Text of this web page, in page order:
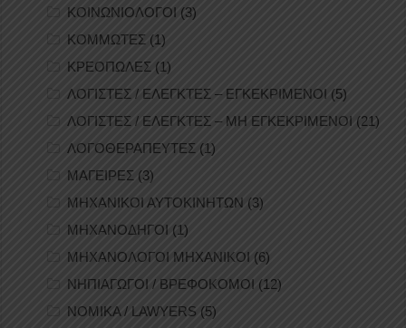
ΚΟΙΝΩΝΙΟΛΟΓΟΙ (3)
ΚΟΜΜΩΤΕΣ (1)
ΚΡΕΟΠΩΛΕΣ (1)
ΛΟΓΙΣΤΕΣ / ΕΛΕΓΚΤΕΣ – ΕΓΚΕΚΡΙΜΕΝΟΙ (5)
ΛΟΓΙΣΤΕΣ / ΕΛΕΓΚΤΕΣ – ΜΗ ΕΓΚΕΚΡΙΜΕΝΟΙ (21)
ΛΟΓΟΘΕΡΑΠΕΥΤΕΣ (1)
ΜΑΓΕΙΡΕΣ (3)
ΜΗΧΑΝΙΚΟΙ ΑΥΤΟΚΙΝΗΤΩΝ (3)
ΜΗΧΑΝΟΔΗΓΟΙ (1)
ΜΗΧΑΝΟΛΟΓΟΙ ΜΗΧΑΝΙΚΟΙ (6)
ΝΗΠΙΑΓΩΓΟΙ / ΒΡΕΦΟΚΟΜΟΙ (12)
ΝΟΜΙΚΑ / LAWYERS (5)